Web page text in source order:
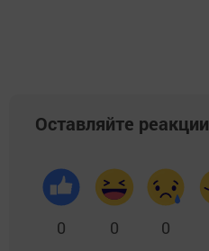
Оставляйте реакции
0 0 0